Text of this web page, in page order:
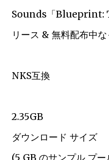
Sounds「Blueprint:
リース & 無料配布中な
NKS互換
2.35GB
ダウンロード サイズ
(5 GB のサンプル プ